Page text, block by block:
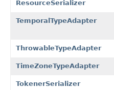
ResourceSerializer
TemporalTypeAdapter
ThrowableTypeAdapter
TimeZoneTypeAdapter
TokenerSerializer